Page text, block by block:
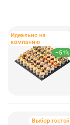
–51%
Идеально на
компанию
Выбор гостей